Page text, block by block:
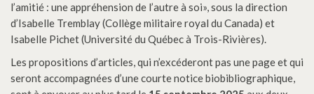
l’amitié : une appréhension de l’autre à soi», sous la direction
d’Isabelle Tremblay (Collège militaire royal du Canada) et
Isabelle Pichet (Université du Québec à Trois-Rivières).
Les propositions d’articles, qui n’excéderont pas une page et qui
seront accompagnées d’une courte notice biobibliographique,